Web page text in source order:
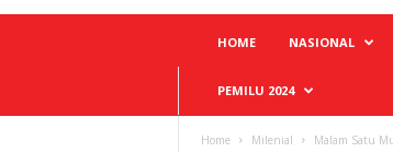
HOME NASIONAL
PEMILU 2024
Home Milenial Malam Satu